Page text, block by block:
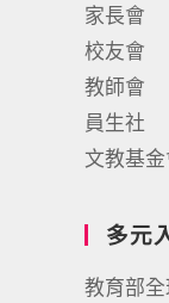
家長會
校友會
教師會
員生社
文教基
多元
教育部